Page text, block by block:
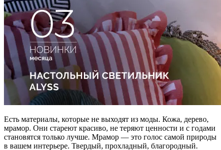
Есть материалы, которые не выходят из моды. Кожа, дерево,
мрамор. Они стареют красиво, не теряют ценности и с годами
становятся только лучше. Мрамор — это голос самой природы
в вашем интерьере. Твердый, прохладный, благородный.